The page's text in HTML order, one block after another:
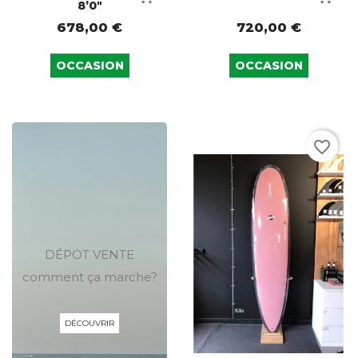
8’0"
678,00 €
OCCASION
720,00 €
OCCASION
DÉPOT VENTE
comment ça marche?
DÉCOUVRIR
favorite_border